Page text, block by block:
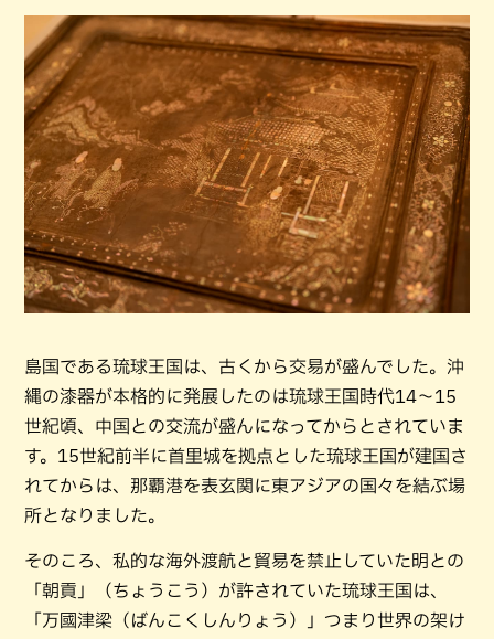
島国である琉球王国は、古くから交易が盛んでした。沖
縄の漆器が本格的に発展したのは琉球王国時代14〜15
世紀頃、中国との交流が盛んになってからとされていま
す。15世紀前半に首里城を拠点とした琉球王国が建国さ
れてからは、那覇港を表玄関に東アジアの国々を結ぶ場
所となりました。
そのころ、私的な海外渡航と貿易を禁止していた明との
「朝貢」（ちょうこう）が許されていた琉球王国は、
「万國津梁（ばんこくしんりょう）」つまり世界の架け